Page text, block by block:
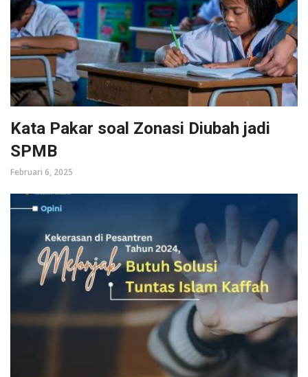
Kata Pakar soal Zonasi Diubah jadi
SPMB
Februari 6, 2025